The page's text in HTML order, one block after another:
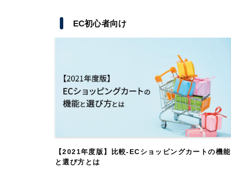
EC初心者向け
【2021年度版】比較-ECショッピングカートの機能
と選び方とは